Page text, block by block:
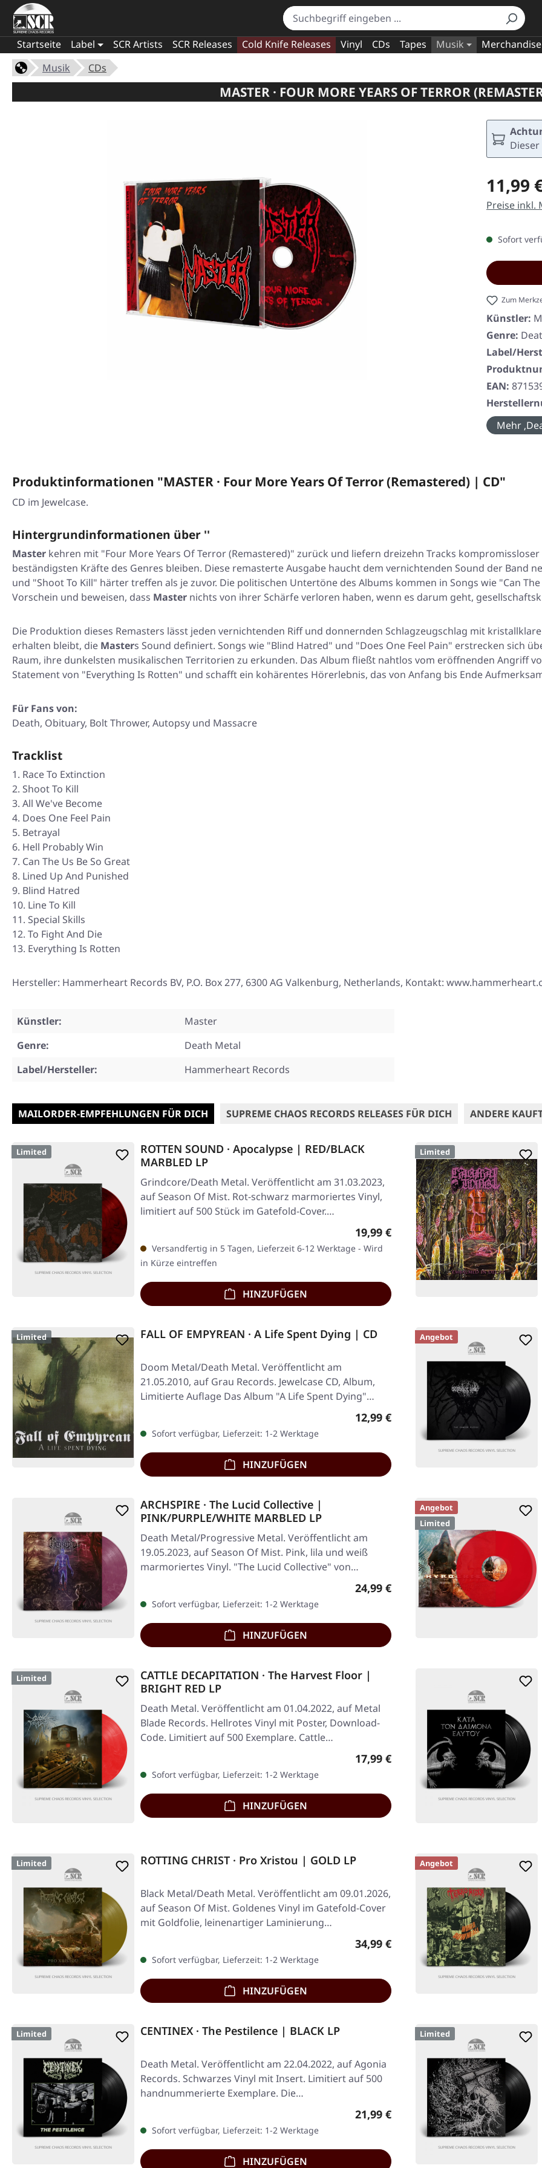
Startseite Label SCR Artists SCR Releases Cold Knife Releases Vinyl CDs Tapes Musik
Merchandise
Musik
CDs
MASTER · FOUR MORE YEARS OF TERROR
Regulärer
11,99
Preise inkl.
Sofort
Zum
Künstler:
Genre:
Label/
EAN:
Mehr
Produktinformationen "MASTER · Four More Years Of Terror (Remastered) | CD"
CD im Jewelcase.
Hintergrundinformationen über ''
Master kehren mit "Four More Years Of Terror (Remastered)" zurück und liefern dreizehn Tracks
beständigsten Kräfte des Genres bleiben. Diese remasterte Ausgabe haucht dem vernichtenden Sound der Band
und "Shoot To Kill" härter treffen als je zuvor. Die politischen Untertöne des Albums kommen in Songs wie "Can
Vorschein und beweisen, dass Master nichts von ihrer Schärfe verloren haben, wenn es darum geht,
Die Produktion dieses Remasters lässt jeden vernichtenden Riff und donnernden Schlagzeugschlag mit
erhalten bleibt, die Masters Sound definiert. Songs wie "Blind Hatred" und "Does One Feel Pain" erstrecken sich
Raum, ihre dunkelsten musikalischen Territorien zu erkunden. Das Album fließt nahtlos vom eröffnenden Angriff
Statement von "Everything Is Rotten" und schafft ein kohärentes Hörerlebnis, das von Anfang bis Ende
Für Fans von:
Death, Obituary, Bolt Thrower, Autopsy und Massacre
Tracklist
Race To Extinction
Shoot To Kill
All We've Become
Does One Feel Pain
Betrayal
Hell Probably Win
Can The Us Be So Great
Lined Up And Punished
Blind Hatred
Line To Kill
Special Skills
To Fight And Die
Everything Is Rotten
Hersteller: Hammerheart Records BV, P.O. Box 277, 6300 AG Valkenburg, Netherlands, Kontakt:
Künstler:
Master
Genre:
Death Metal
Label/Hersteller:
Hammerheart Records
MAILORDER-EMPFEHLUNGEN FÜR DICH SUPREME CHAOS RECORDS RELEASES FÜR DICH ANDERE
Limited
ROTTEN SOUND · Apocalypse | RED/BLACK
MARBLED LP
Grindcore/Death Metal. Veröffentlicht am 31.03.2023,
auf Season Of Mist. Rot-schwarz marmoriertes Vinyl,
limitiert auf 500 Stück im Gatefold-Cover.…
Regulärer Preis:
19,99 €
Versandfertig in 5 Tagen, Lieferzeit 6-12 Werktage - Wird
in Kürze eintreffen
HINZUFÜGEN
Limited
Limited FALL OF EMPYREAN · A Life Spent Dying | CD
Doom Metal/Death Metal. Veröffentlicht am
21.05.2010, auf Grau Records. Jewelcase CD, Album,
Limitierte Auflage Das Album "A Life Spent Dying"
Regulärer Preis:
12,99 €
Sofort verfügbar, Lieferzeit: 1-2 Werktage
HINZUFÜGEN
Angebot
ARCHSPIRE · The Lucid Collective |
PINK/PURPLE/WHITE MARBLED LP
Death Metal/Progressive Metal. Veröffentlicht am
19.05.2023, auf Season Of Mist. Pink, lila und weiß
marmoriertes Vinyl. "The Lucid Collective" von…
Regulärer Preis:
24,99 €
Sofort verfügbar, Lieferzeit: 1-2 Werktage
HINZUFÜGEN
Angebot
Limited
Limited
CATTLE DECAPITATION · The Harvest Floor |
BRIGHT RED LP
Death Metal. Veröffentlicht am 01.04.2022, auf Metal
Blade Records. Hellrotes Vinyl mit Poster, Download-
Code. Limitiert auf 500 Exemplare. Cattle…
Regulärer Preis:
17,99 €
Sofort verfügbar, Lieferzeit: 1-2 Werktage
HINZUFÜGEN
Limited ROTTING CHRIST · Pro Xristou | GOLD LP
Black Metal/Death Metal. Veröffentlicht am 09.01.2026,
auf Season Of Mist. Goldenes Vinyl im Gatefold-Cover
mit Goldfolie, leinenartiger Laminierung…
Regulärer Preis:
34,99 €
Sofort verfügbar, Lieferzeit: 1-2 Werktage
HINZUFÜGEN
Angebot
Limited CENTINEX · The Pestilence | BLACK LP
Death Metal. Veröffentlicht am 22.04.2022, auf Agonia
Records. Schwarzes Vinyl mit Insert. Limitiert auf 500
handnummerierte Exemplare. Die…
Regulärer Preis:
21,99 €
Sofort verfügbar, Lieferzeit: 1-2 Werktage
HINZUFÜGEN
Limited